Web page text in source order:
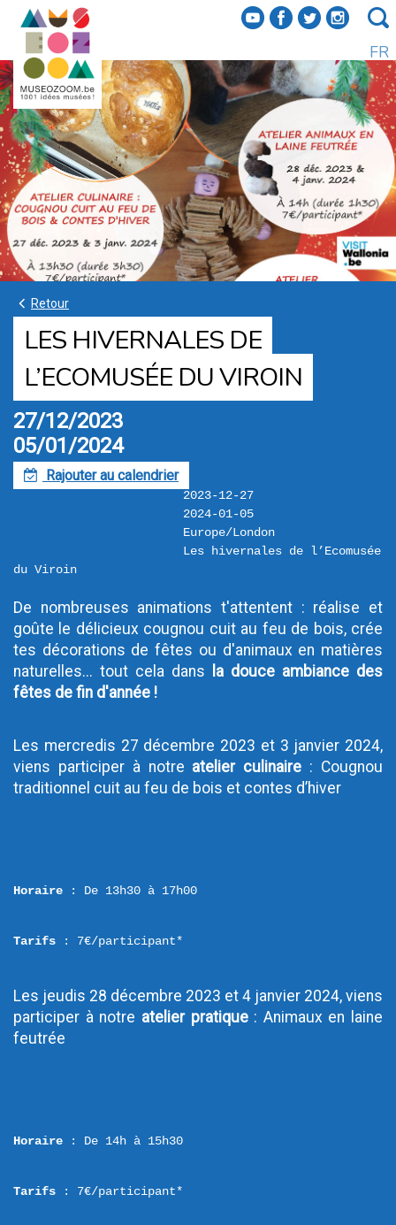
f a b e
FR
k Retour
LES HIVERNALES DE
L’ECOMUSÉE DU VIROIN
27/12/2023
05/01/2024
F Rajouter au calendrier
2023-12-27
2024-01-05
Europe/London
Les hivernales de l’Ecomusée
du Viroin
De nombreuses animations t'attentent : réalise et
goûte le délicieux cougnou cuit au feu de bois, crée
tes décorations de fêtes ou d'animaux en matières
naturelles... tout cela dans
la douce ambiance des
fêtes de fin d'année !
Les mercredis 27 décembre 2023 et 3 janvier 2024,
viens participer à notre atelier culinaire : Cougnou
traditionnel cuit au feu de bois et contes d’hiver
Horaire : De 13h30 à 17h00
Tarifs : 7€/participant*
Les jeudis 28 décembre 2023 et 4 janvier 2024, viens
participer à notre atelier pratique : Animaux en laine
feutrée
Horaire : De 14h à 15h30
Tarifs : 7€/participant*